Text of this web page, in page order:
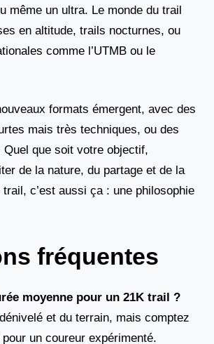
même un ultra. Le monde du trail
en altitude, trails nocturnes, ou
comme l’UTMB ou le
formats émergent, avec des
mais très techniques, ou des
Quel que soit votre objectif,
de la nature, du partage et de la
c’est aussi ça : une philosophie
fréquentes
moyenne pour un 21K trail ?
et du terrain, mais comptez
un coureur expérimenté.